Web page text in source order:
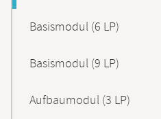
Basismodul (6 LP)
Basismodul (9 LP)
Aufbaumodul (3 LP)